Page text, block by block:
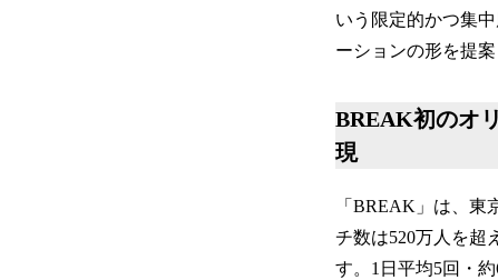
いう限定的かつ集
ーションの形を提案
BREAK初のオ
現
「BREAK」は、東
チ数は520万人を超
す。1日平均5回・